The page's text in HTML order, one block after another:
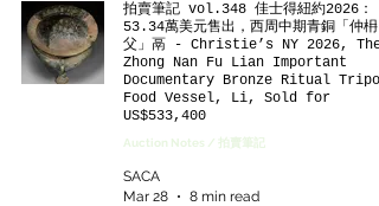
拍賣筆記 vol.348 佳士得紐約2026：
53.34萬美元售出，西周中期青銅「仲枏
父」鬲 - Christie’s NY 2026, The
Zhong Nan Fu Lian Important
Documentary Bronze Ritual Tripod
Food Vessel, Li, Sold for
US$533,400
Auction Notes / 拍賣筆記
SACA
Mar 28
8 min read